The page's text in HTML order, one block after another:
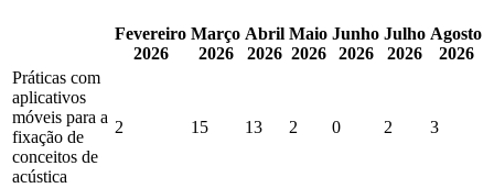
Fevereiro
2026
Março
2026
Abril
2026
Maio
2026
Junho
2026
Julho
2026
Agosto
2026
Práticas com
aplicativos
móveis para a
fixação de
conceitos de
acústica
2 15 13 2 0 2 3